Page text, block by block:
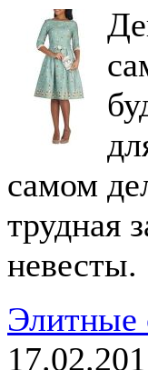
самом
трудная
невесты.
Элитные